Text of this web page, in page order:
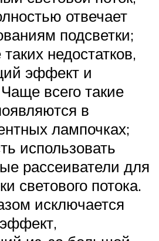
отвечает
подсветки;
таких недостатков,
эффект и
всего такие
в
лампочках;
использовать
рассеиватели для
светового потока.
исключается